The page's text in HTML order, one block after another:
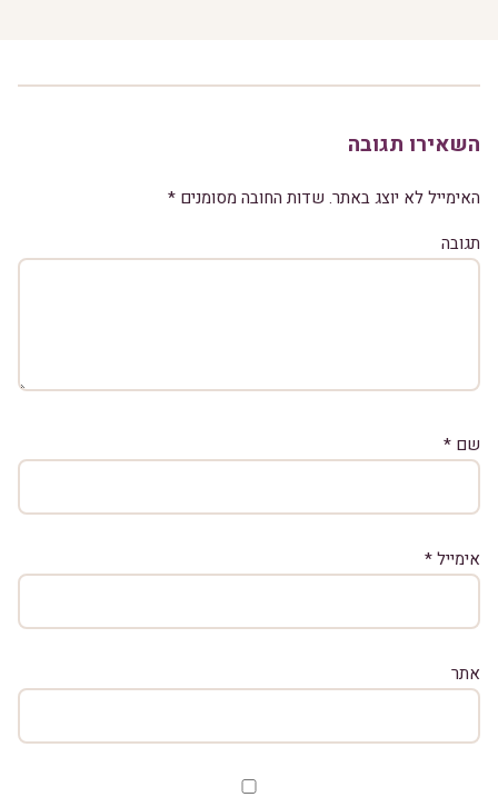
השאירו תגובה
האימייל לא יוצג באתר. שדות החובה מסומנים *
תגובה
שם *
אימייל*
אתר